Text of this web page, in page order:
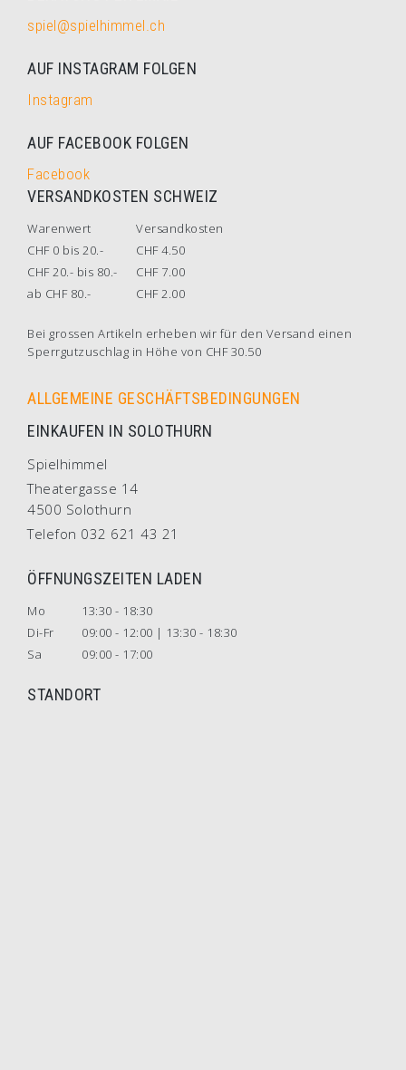
spiel@spielhimmel.ch
AUF INSTAGRAM FOLGEN
Instagram
AUF FACEBOOK FOLGEN
Facebook
VERSANDKOSTEN SCHWEIZ
Warenwert
Versandkosten
CHF 0 bis 20.-
CHF 4.50
CHF 20.- bis 80.-
CHF 7.00
ab CHF 80.-
CHF 2.00
Bei grossen Artikeln erheben wir für den Versand einen
Sperrgutzuschlag in Höhe von CHF 30.50
ALLGEMEINE GESCHÄFTSBEDINGUNGEN
EINKAUFEN IN SOLOTHURN
Spielhimmel
Theatergasse 14
4500 Solothurn
Telefon 032 621 43 21
ÖFFNUNGSZEITEN LADEN
Mo
13:30 - 18:30
Di-Fr
09:00 - 12:00 | 13:30 - 18:30
Sa
09:00 - 17:00
STANDORT